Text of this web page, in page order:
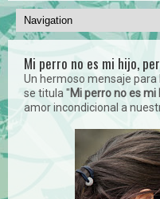
Mi perro no es mi hijo,
Un hermoso mensaje
se titula "Mi perro no es
amor incondicional a